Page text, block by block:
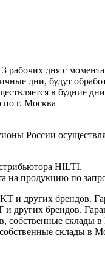
рабочих дня с
дни, будут
в будние
по г. Москва
России
HILTI.
на продукцию по
брендов.
склады в